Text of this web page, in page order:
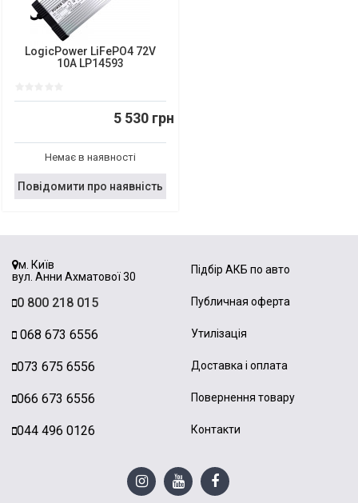
LogicPower LiFePO4 72V
10A LP14593
5 530 грн
Немає в наявності
Повідомити про наявність
м. Київ
вул. Анни Ахматової 30
0 800 218 015
068 673 6556
073 675 6556
066 673 6556
044 496 0126
Підбір АКБ по авто
Публичная оферта
Утилізація
Доставка і оплата
Повернення товару
Контакти